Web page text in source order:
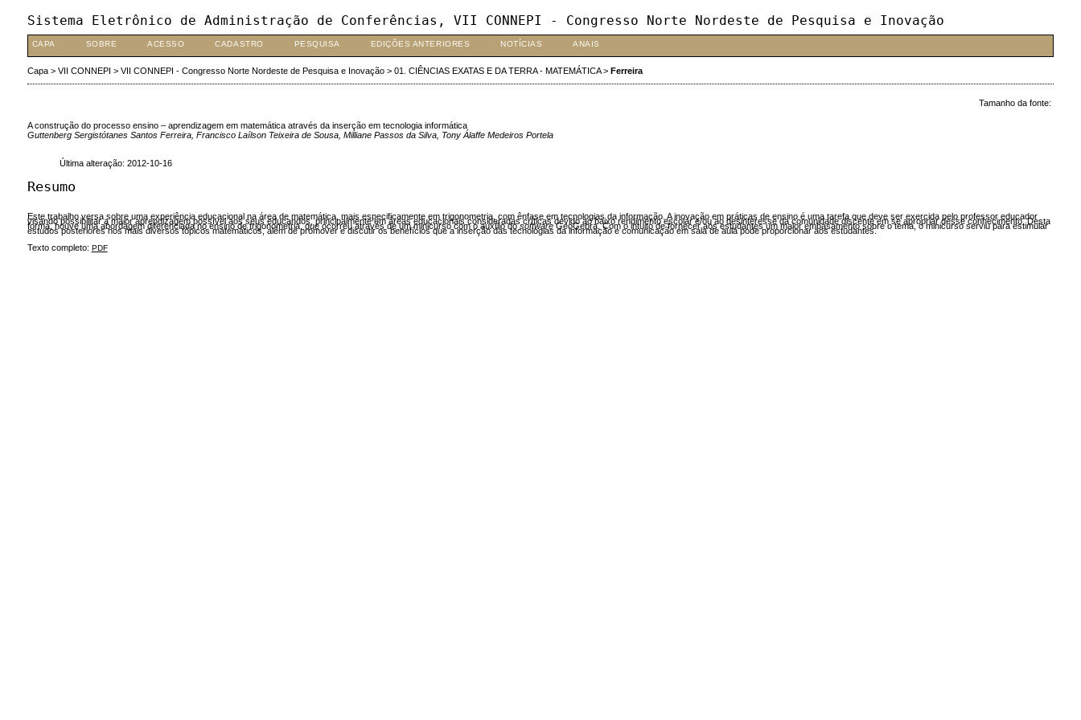
Sistema Eletrônico de Administração de Conferências, VII CONNEPI - Congresso Norte Nordeste de Pesquisa e Inovação
CAPA SOBRE ACESSO CADASTRO PESQUISA EDIÇÕES ANTERIORES NOTÍCIAS ANAIS
Capa> VII CONNEPI > VII CONNEPI - Congresso Norte Nordeste de Pesquisa e Inovação> 01. CIÊNCIAS EXATAS E DA TERRA - MATEMÁTICA> Ferreira
Tamanho da fonte:
A construção do processo ensino – aprendizagem em matemática através da inserção em tecnologia informática
Guttenberg Sergistótanes Santos Ferreira, Francisco Laílson Teixeira de Sousa, Milliane Passos da Silva, Tony Álaffe Medeiros Portela
Última alteração: 2012-10-16
Resumo
Este trabalho versa sobre uma experiência educacional na área de matemática, mais especificamente em trigonometria, com ênfase em tecnologias da informação. A inovação em práticas de ensino é uma tarefa que deve ser exercida pelo professor educador
visando possibilitar a maior aprendizagem possível aos seus educandos, principalmente em áreas educacionais consideradas críticas devido ao baixo rendimento escolar e/ou ao desinteresse da comunidade discente em se apropriar desse conhecimento. Desta
forma, houve uma abordagem diferenciada no ensino de trigonometria, que ocorreu através de um minicurso com o auxílio dosoftwareGeoGebra. Com o intuito de fornecer aos estudantes um maior embasamento sobre o tema, o minicurso serviu para estimular
estudos posteriores nos mais diversos tópicos matemáticos, além de promover e discutir os benefícios que a inserção das tecnologias da informação e comunicação em sala de aula pode proporcionar aos estudantes.
Texto completo: PDF